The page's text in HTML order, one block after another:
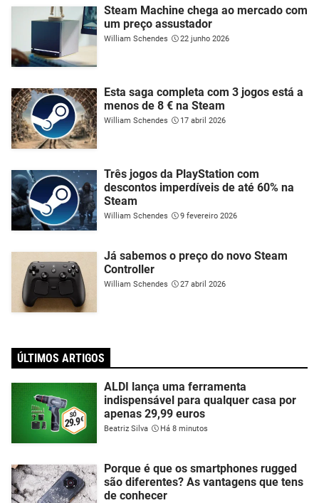
Steam Machine chega ao mercado com
um preço assustador
William Schendes 22 junho 2026
Esta saga completa com 3 jogos está a
menos de 8 € na Steam
William Schendes 17 abril 2026
Três jogos da PlayStation com
descontos imperdíveis de até 60% na
Steam
William Schendes 9 fevereiro 2026
Já sabemos o preço do novo Steam
Controller
William Schendes 27 abril 2026
ÚLTIMOS ARTIGOS
ALDI lança uma ferramenta
indispensável para qualquer casa por
apenas 29,99 euros
Beatriz Silva Há 8 minutos
Porque é que os smartphones rugged
são diferentes? As vantagens que tens
de conhecer